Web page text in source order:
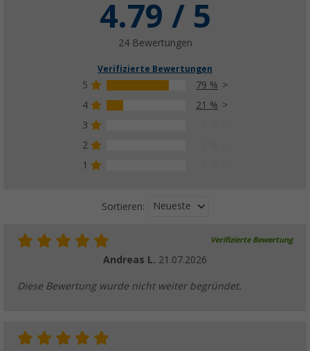
4.79 / 5
24 Bewertungen
Verifizierte Bewertungen
5
79 %
4
21 %
3
2
1
Sortieren: Neueste
Verifizierte Bewertung
Andreas L. 21.07.2026
Diese Bewertung wurde nicht weiter begründet.